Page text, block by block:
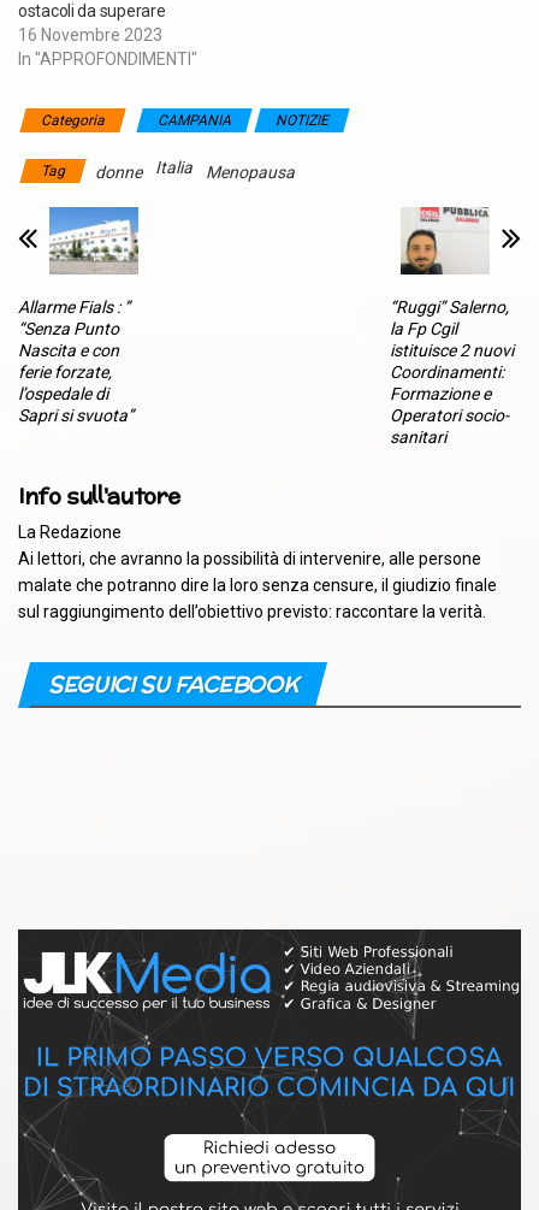
ostacoli da superare
16 Novembre 2023
In "APPROFONDIMENTI"
Categoria CAMPANIA NOTIZIE
Tag donne Italia Menopausa
Allarme Fials : ”
“Senza Punto
Nascita e con
ferie forzate,
l’ospedale di
Sapri si svuota”
“Ruggi” Salerno,
la Fp Cgil
istituisce 2 nuovi
Coordinamenti:
Formazione e
Operatori socio-
sanitari
Info sull'autore
La Redazione
Ai lettori, che avranno la possibilità di intervenire, alle persone
malate che potranno dire la loro senza censure, il giudizio finale
sul raggiungimento dell’obiettivo previsto: raccontare la verità.
SEGUICI SU FACEBOOK